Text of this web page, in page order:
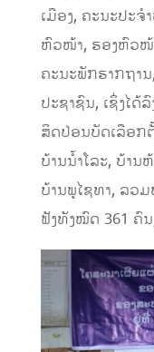
ເມືອງ, ຄະນະປະຈ
ຫົວໜ້າ, ຮອງຫົວໜ້
ຄະນະພັກຮາກຖາ
ປະຊາຊົນ, ເຊິ່ງໄດ້
ສິດປ່ອນບັດເລືອກ
ບ້ານນ້ຳໂລະ, ບ້າ
ບ້ານພູໄຊທາ, ລວ
ຟັງທັງໝົດ 361 ຄົ